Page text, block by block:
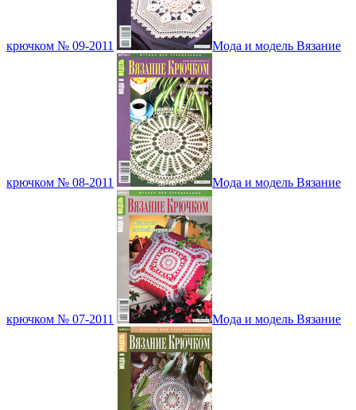
крючком № 09-2011 Мода и модель Вязание
крючком № 08-2011 Мода и модель Вязание
крючком № 07-2011 Мода и модель Вязание